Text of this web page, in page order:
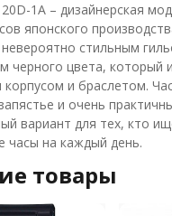
1A – дизайнерская
японского
стильным
черного цвета, который
корпусом и браслетом.
и очень
вариант для тех, кто
часы на каждый день.
товары